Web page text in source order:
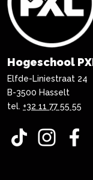
Hogeschool
Elfde-Liniestraat 24
B-3500 Hasselt
tel. +32 11 77 55 55